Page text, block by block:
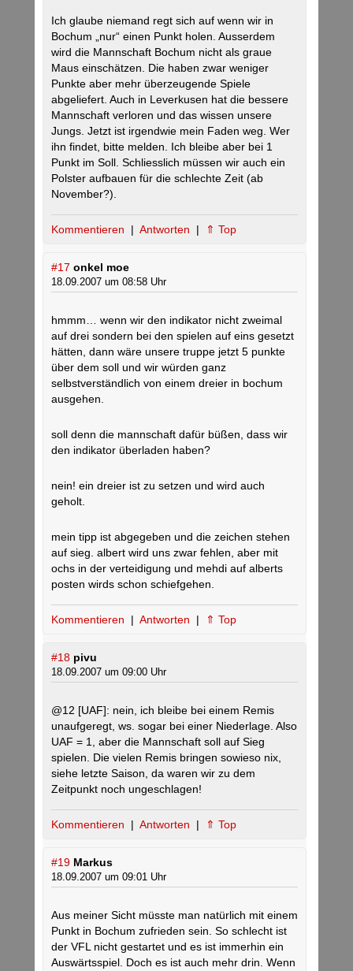
Ich glaube niemand regt sich auf wenn wir in
Bochum „nur“ einen Punkt holen. Ausserdem
wird die Mannschaft Bochum nicht als graue
Maus einschätzen. Die haben zwar weniger
Punkte aber mehr überzeugende Spiele
abgeliefert. Auch in Leverkusen hat die bessere
Mannschaft verloren und das wissen unsere
Jungs. Jetzt ist irgendwie mein Faden weg. Wer
ihn findet, bitte melden. Ich bleibe aber bei 1
Punkt im Soll. Schliesslich müssen wir auch ein
Polster aufbauen für die schlechte Zeit (ab
November?).
Kommentieren | Antworten | ⇑ Top
#17 onkel moe
18.09.2007 um 08:58 Uhr
hmmm… wenn wir den indikator nicht zweimal
auf drei sondern bei den spielen auf eins gesetzt
hätten, dann wäre unsere truppe jetzt 5 punkte
über dem soll und wir würden ganz
selbstverständlich von einem dreier in bochum
ausgehen.
soll denn die mannschaft dafür büßen, dass wir
den indikator überladen haben?
nein! ein dreier ist zu setzen und wird auch
geholt.
mein tipp ist abgegeben und die zeichen stehen
auf sieg. albert wird uns zwar fehlen, aber mit
ochs in der verteidigung und mehdi auf alberts
posten wirds schon schiefgehen.
Kommentieren | Antworten | ⇑ Top
#18 pivu
18.09.2007 um 09:00 Uhr
@12 [UAF]: nein, ich bleibe bei einem Remis
unaufgeregt, ws. sogar bei einer Niederlage. Also
UAF = 1, aber die Mannschaft soll auf Sieg
spielen. Die vielen Remis bringen sowieso nix,
siehe letzte Saison, da waren wir zu dem
Zeitpunkt noch ungeschlagen!
Kommentieren | Antworten | ⇑ Top
#19 Markus
18.09.2007 um 09:01 Uhr
Aus meiner Sicht müsste man natürlich mit einem
Punkt in Bochum zufrieden sein. So schlecht ist
der VFL nicht gestartet und es ist immerhin ein
Auswärtsspiel. Doch es ist auch mehr drin. Wenn